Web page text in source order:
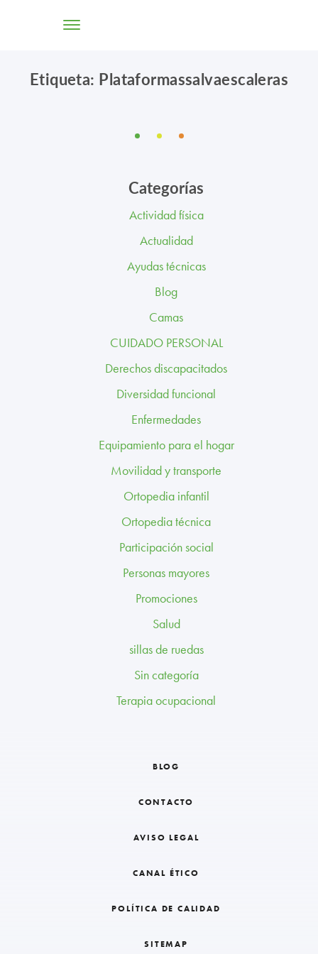
TIENDA ONLINE
CENTROS
PROFESIONALES
BLOG
CONTACTO
CANAL ÉTICO
Etiqueta: Plataformassalvaescaleras
Categorías
Actividad física
Actualidad
Ayudas técnicas
Blog
Camas
CUIDADO PERSONAL
Derechos discapacitados
Diversidad funcional
Enfermedades
Equipamiento para el hogar
Movilidad y transporte
Ortopedia infantil
Ortopedia técnica
Participación social
Personas mayores
Promociones
Salud
sillas de ruedas
Sin categoría
Terapia ocupacional
BLOG
CONTACTO
AVISO LEGAL
CANAL ÉTICO
POLÍTICA DE CALIDAD
SITEMAP